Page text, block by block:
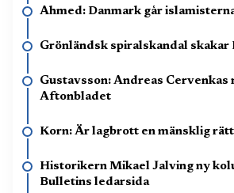
Ahmed: Danmark går
Grönländsk spiralskandal skakar
Gustavsson: Andreas Cervenkas
Aftonbladet
Korn: Är lagbrott en mänsklig
Historikern Mikael Jalving ny
Bulletins ledarsida